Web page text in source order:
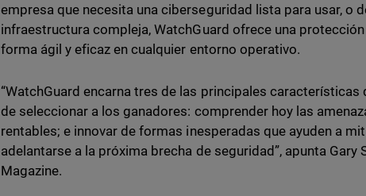
empresa que necesita una ciberseguridad lista para usar, o
infraestructura compleja, WatchGuard ofrece una
forma ágil y eficaz en cualquier entorno operativo.
“WatchGuard encarna tres de las principales
de seleccionar a los ganadores: comprender hoy las
rentables; e innovar de formas inesperadas que ayuden a
adelantarse a la próxima brecha de seguridad”, apunta Gary
Magazine.